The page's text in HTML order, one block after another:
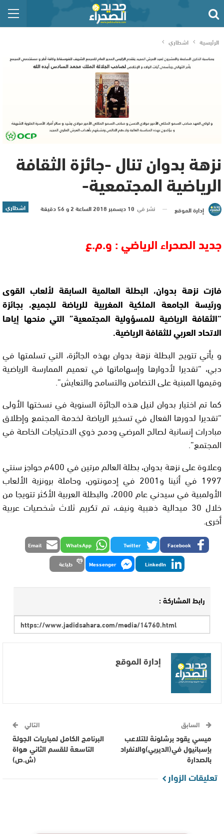
الرئيسية اشطاري
نزهة بدوان تنال -جائزة الثقافة
الرياضية المجتمعية-
اشطاري إدارة الموقع نشر في 10 ديسمبر 2018 الساعة 2 و 56 دقيقة
جديد الصحراء الرياضي : و.م.ع
فازت نزهة بدوان، البطلة العالمية السابقة لألعاب القوى
ورئيسة الجامعة الملكية المغربية للرياضة للجميع، بجائزة
“الثقافة الرياضية للمسؤولية المجتمعية” التي منحها إياها
الاتحاد العربي للثقافة الرياضية.
و يأتي تتويج البطلة نزهة بدوان بهذه الجائزة، التي تسلمتها في
دبي، “تقديرا لأدوارها وإسهاماتها في تعميم الممارسة الرياضية
وقيمها المبنية على التضامن والتسامح والتعايش”.
كما تم اختيار بدوان لنيل هذه الجائزة السنوية في نسختها الأولى
“تقديرا لدورها الفعال في تسخير الرياضة لخدمة المجتمع وإطلاق
مبادرات إنسانية لصالح المرضي ودمج ذوي الاحتياجات الخاصة في
المجتمع”.
وعلاوة على نزهة بدوان، بطلة العالم مرتين في 400م حواجز سنتي
1997 في أثينا و2001 في إدمونتون، وحاملة برونزية الألعاب
الأولمبية في سيدني عام 2000، والبطلة العربية الأكثر تتويجا من
خلال 30 ميدالية ذهبية ونيف، تم تكريم ثلاث شخصيات عربية
أخرى.
Facebook
Twitter
WhatsApp
Email
LinkedIn
Messenger طباعة
رابط المشاركة :
إدارة الموقع
السابق
ميسي يقود برشلونة للتلاعب
بإسبانيول في(الديربي)والانفراد
بالصدارة
التالي
البرنامج الكامل لمباريات الجولة
التاسعة للقسم الثاني هواة
(ش.ص)
تعليقات الزوار